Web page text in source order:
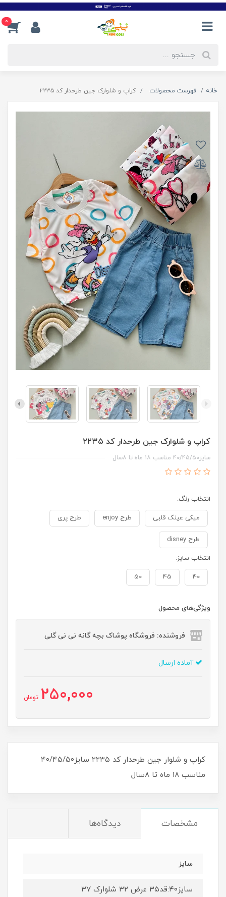
0
خانه فهرست محصولات کراپ و شلوارک جین طرحدار کد ۲۲۳۵
کراپ و شلوارک جین طرحدار کد ۲۲۳۵
سایز۴۰/۴۵/۵۰ مناسب ۱۸ ماه تا ۸سال
انتخاب رنگ:
میکی عینک قلبی طرح enjoy طرح پری
طرح disney
انتخاب سایز:
40
45
50
ویژگی‌های محصول
فروشنده: فروشگاه پوشاک بچه گانه نی نی گلی
آماده ارسال
250,000 تومان
کراپ و شلوار جین طرحدار کد ۲۲۳۵ سایز۴۰/۴۵/۵۰
مناسب ۱۸ ماه تا ۸سال
مشخصات دیدگاه‌ها
سایز
سایز۴۰:قد۳۵ عرض ۳۲ شلوارک ۳۷